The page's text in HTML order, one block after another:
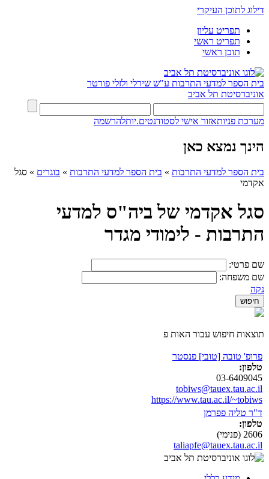
דילוג לתוכן העיקרי
תפריט עליון
תפריט ראשי
תוכן ראשי
בית הספר למדעי התרבות ע"ש שירלי ולזלי פורטר
אוניברסיטת תל אביב
מערכת פניותאזור אישי לסטודנטים.יותלהרשמה
הינך נמצא כאן
בית הספר למדעי התרבות » בית הספר למדעי התרבות » בוגרים » סגל
אקדמי
סגל אקדמי של ביה"ס למדעי
התרבות - לימודי מגדר
שם פרטי:
שם משפחה:
נקה
תוצאות חיפוש עבור האות פ
פרופ' טובה [טובי] פנסטר
טלפון:
03-6409045
tobiws@tauex.tau.ac.il
https://www.tau.ac.il/~tobiws
ד"ר טליה פפרמן
טלפון:
2606 (פנימי)
taliapfe@tauex.tau.ac.il